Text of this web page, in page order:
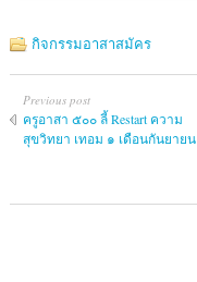
กิจกรรมอาสาสมัคร
Previous post
ครูอาสา ๕๐๐ ลี้ Restart ความ
สุขวิทยา เทอม ๑ เดือนกันยายน